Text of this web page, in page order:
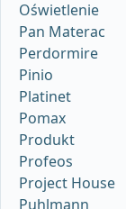
Oświetlenie
Pan Materac
Perdormire
Pinio
Platinet
Pomax
Produkt
Profeos
Project House
Puhlmann